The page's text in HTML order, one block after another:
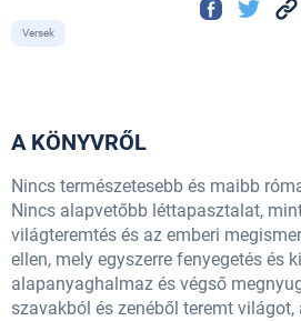
Versek
A KÖNYVRŐL
Nincs természetesebb és maibb
Nincs alapvetőbb léttapasztalat,
világteremtés és az emberi
ellen, mely egyszerre fenyegetés és
alapanyaghalmaz és végső
szavakból és zenéből teremt